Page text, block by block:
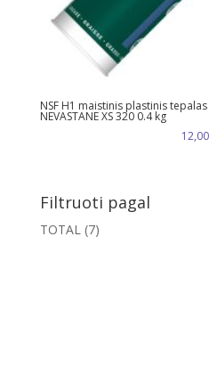
NSF H1 maistinis plastinis
NEVASTANE XS 320 0.4 kg
12,00
Filtruoti pagal
TOTAL (7)